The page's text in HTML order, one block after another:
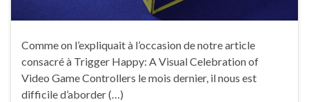
Comme on l’expliquait à l’occasion de notre article
consacré à Trigger Happy: A Visual Celebration of
Video Game Controllers le mois dernier, il nous est
difficile d’aborder (…)